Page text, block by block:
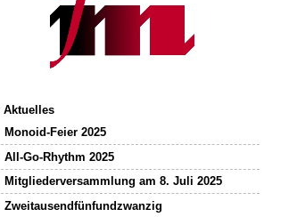
Aktuelles
Monoid-Feier 2025
All-Go-Rhythm 2025
Mitgliederversammlung am 8. Juli 2025
Zweitausendfünfundzwanzig